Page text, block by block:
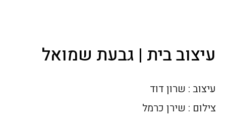
עיצוב בית | גבעת שמואל
עיצוב : שרון דוד
צילום : שירן כרמל